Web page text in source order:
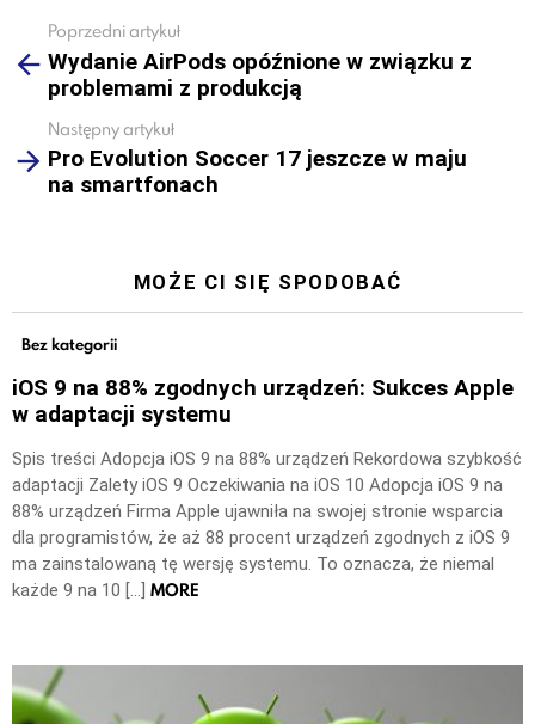
more
Poprzedni artykuł
Wydanie AirPods opóźnione w związku z
problemami z produkcją
Następny artykuł
Pro Evolution Soccer 17 jeszcze w maju
na smartfonach
MOŻE CI SIĘ SPODOBAĆ
Bez kategorii
iOS 9 na 88% zgodnych urządzeń: Sukces Apple
w adaptacji systemu
Spis treści Adopcja iOS 9 na 88% urządzeń Rekordowa szybkość
adaptacji Zalety iOS 9 Oczekiwania na iOS 10 Adopcja iOS 9 na
88% urządzeń Firma Apple ujawniła na swojej stronie wsparcia
dla programistów, że aż 88 procent urządzeń zgodnych z iOS 9
ma zainstalowaną tę wersję systemu. To oznacza, że niemal
każde 9 na 10 […] MORE